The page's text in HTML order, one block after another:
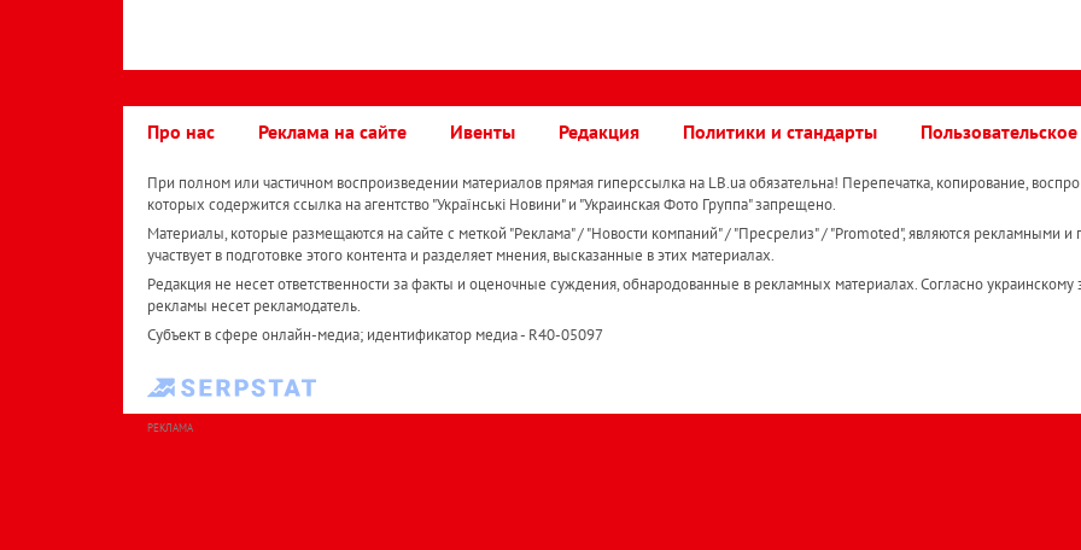
Про нас Реклама на сайте Ивенты Редакция Политики и стандарты
При полном или частичном воспроизведении материалов прямая гиперссылка на LB.ua обязательна! Перепечатка, копирование,
которых содержится ссылка на агентство "Українськi Новини" и "Украинская Фото Группа" запрещено.
Материалы, которые размещаются на сайте с меткой "Реклама" / "Новости компаний" / "Пресрелиз" / "Promoted", являются рекламными и
участвует в подготовке этого контента и разделяет мнения, высказанные в этих материалах.
Редакция не несет ответственности за факты и оценочные суждения, обнародованные в рекламных материалах. Согласно украинскому
рекламы несет рекламодатель.
Субъект в сфере онлайн-медиа; идентификатор медиа - R40-05097
РЕКЛАМА